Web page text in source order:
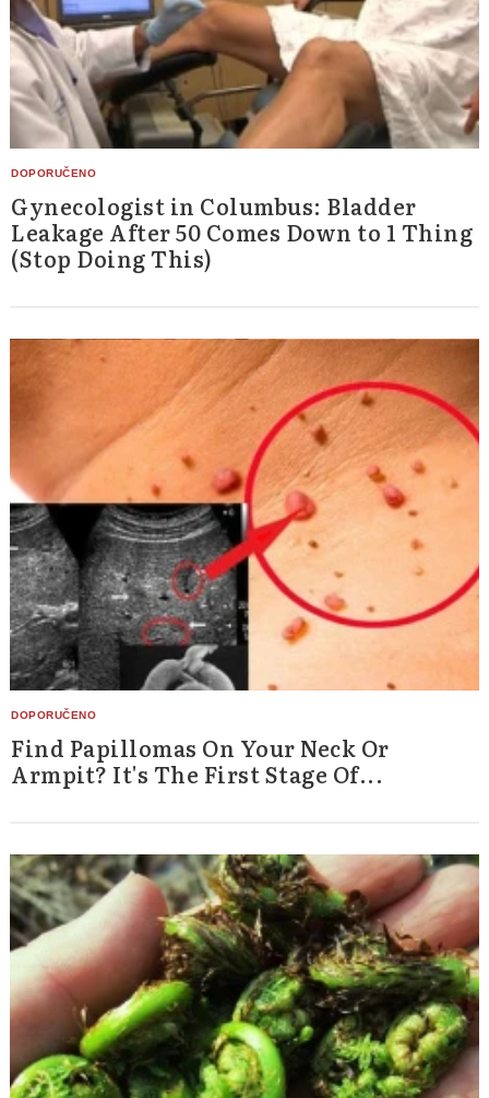
Gynecologist in Columbus: Bladder
Leakage After 50 Comes Down to 1 Thing
(Stop Doing This)
Find Papillomas On Your Neck Or
Armpit? It's The First Stage Of...